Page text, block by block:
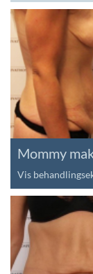
Mommy
Vis